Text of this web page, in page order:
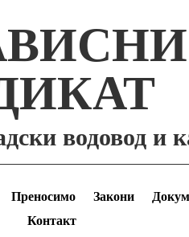
водовод и
Преносимо Закони
Контакт